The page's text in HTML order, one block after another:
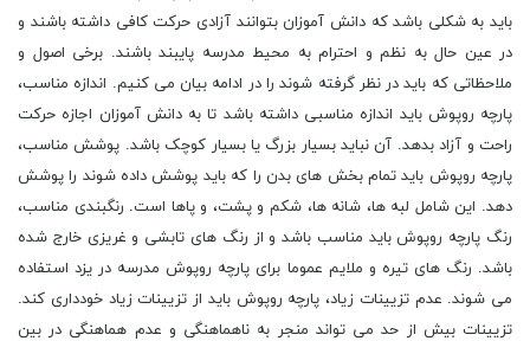
باید به شکلی باشد که دانش آموزان بتوانند آزادی حرکت کافی داشته باشند و
در عین حال به نظم و احترام به محیط مدرسه پایبند باشند. برخی اصول و
ملاحظاتی که باید در نظر گرفته شوند را در ادامه بیان می کنیم. اندازه مناسب،
پارچه روپوش باید اندازه مناسبی داشته باشد تا به دانش آموزان اجازه حرکت
راحت و آزاد بدهد. آن نباید بسیار بزرگ یا بسیار کوچک باشد. پوشش مناسب،
پارچه روپوش باید تمام بخش های بدن را که باید پوشش داده شوند را پوشش
دهد. این شامل لبه ها، شانه ها، شکم و پشت، و پاها است. رنگبندی مناسب،
رنگ پارچه روپوش باید مناسب باشد و از رنگ های تابشی و غریزی خارج شده
باشد. رنگ های تیره و ملایم عموما برای پارچه روپوش مدرسه در یزد استفاده
می شوند. عدم تزیینات زیاد، پارچه روپوش باید از تزیینات زیاد خودداری کند.
تزیینات بیش از حد می تواند منجر به ناهماهنگی و عدم هماهنگی در بین